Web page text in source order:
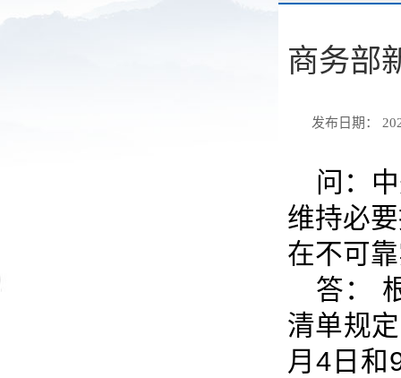
商务部
发布日期：
问：
维持必
在不可
答：
清单规
月4日和